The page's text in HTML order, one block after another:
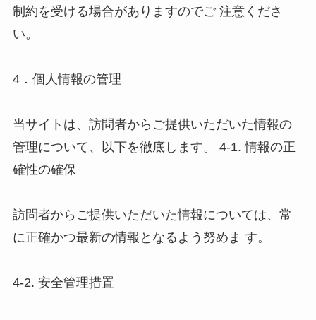
制約を受ける場合がありますのでご 注意くださ
い。
4．個人情報の管理
当サイトは、訪問者からご提供いただいた情報の
管理について、以下を徹底します。 4-1. 情報の正
確性の確保
訪問者からご提供いただいた情報については、常
に正確かつ最新の情報となるよう努めま す。
4-2. 安全管理措置